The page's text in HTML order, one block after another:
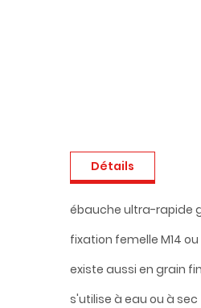
Détails
ébauche ultra-rapide
fixation femelle M14 ou
existe aussi en grain
s'utilise à eau ou à sec